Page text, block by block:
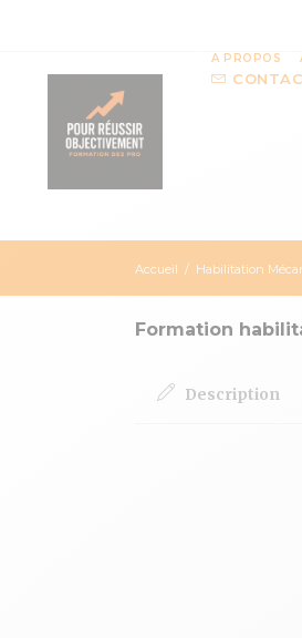
A PROPOS
Accueil / Habilitation
Formation
Description